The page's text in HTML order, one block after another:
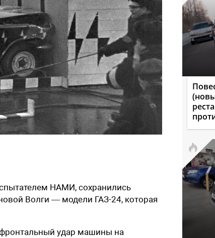
НАМИ, сохранились
Волги — модели ГАЗ-24, которая
удар машины на